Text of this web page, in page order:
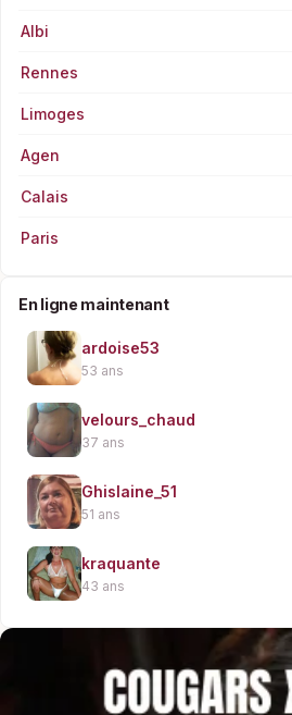
Albi
Rennes
Limoges
Agen
Calais
Paris
En ligne maintenant
ardoise53
53 ans
velours_chaud
37 ans
Ghislaine_51
51 ans
kraquante
43 ans